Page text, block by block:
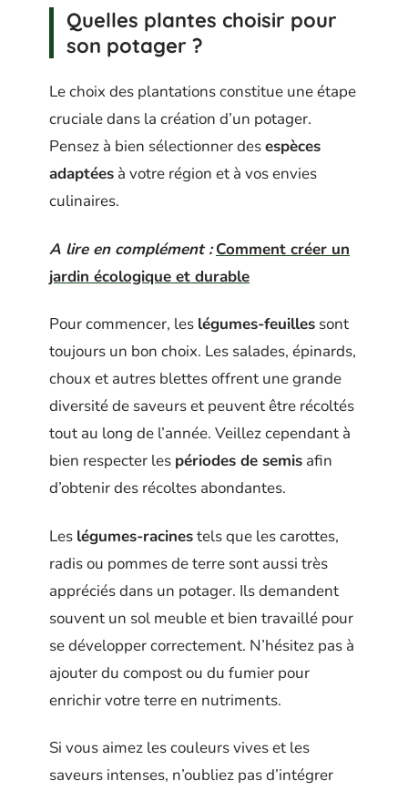
Quelles plantes choisir pour
son potager ?
Le choix des plantations constitue une étape
cruciale dans la création d’un potager.
Pensez à bien sélectionner desespèces
adaptées à votre région et à vos envies
culinaires.
A lire en complément : Comment créer un
jardin écologique et durable
Pour commencer, les légumes-feuilles sont
toujours un bon choix. Les salades, épinards,
choux et autres blettes offrent une grande
diversité de saveurs et peuvent être récoltés
tout au long de l’année. Veillez cependant à
bien respecter les périodes de semis afin
d’obtenir des récoltes abondantes.
Les légumes-racinestels que les carottes,
radis ou pommes de terre sont aussi très
appréciés dans un potager. Ils demandent
souvent un sol meuble et bien travaillé pour
se développer correctement. N’hésitez pas à
ajouter du compost ou du fumier pour
enrichir votre terre en nutriments.
Si vous aimez les couleurs vives et les
saveurs intenses, n’oubliez pas d’intégrer